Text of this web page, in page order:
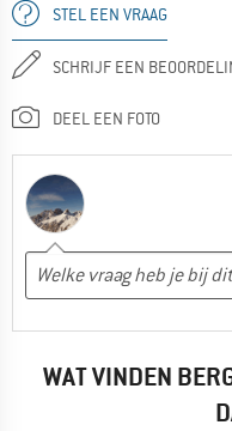
STEL EEN VRAAG
SCHRIJF EEN
DEEL EEN FOTO
WAT VINDEN